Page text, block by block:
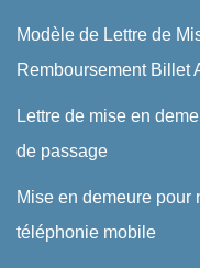
Modèle de Lettre de
Remboursement Billet
Lettre de mise en
de passage
Mise en demeure pour
téléphonie mobile